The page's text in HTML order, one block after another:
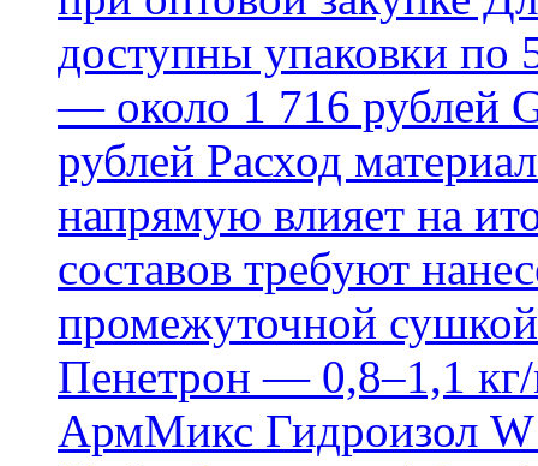
доступны упаковки по
— около 1 716 рублей
рублей Расход
напрямую влияет на
составов требуют
промежуточной
Пенетрон — 0,8–1,1 кг/
АрмМикс Гидроизол